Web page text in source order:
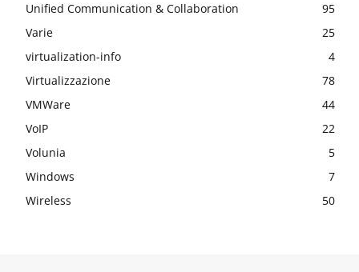
Unified Communication & Collaboration
95
Varie
25
virtualization-info
4
Virtualizzazione
78
VMWare
44
VoIP
22
Volunia
5
Windows
7
Wireless
50